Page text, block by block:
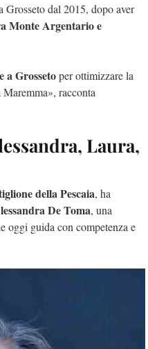
Grosseto dal 2015, dopo aver
Monte Argentario e
a Grossetoper ottimizzare la
racconta
Laura,
della Pescaia, ha
De Toma, una
oggi guida con competenza e